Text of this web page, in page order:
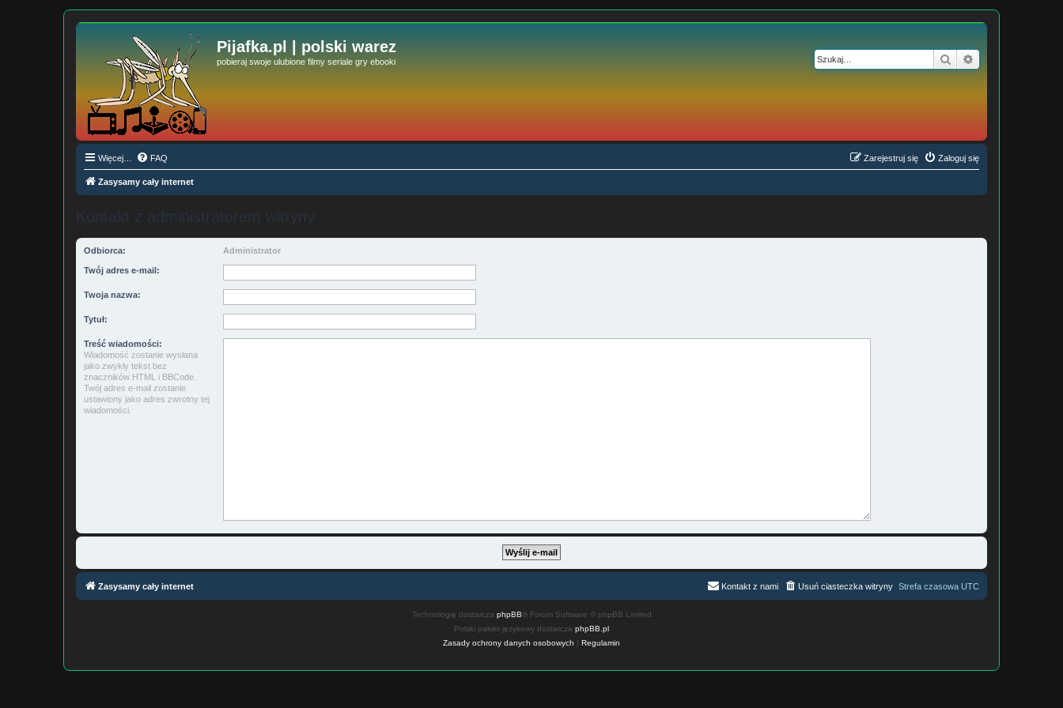
Pijafka.pl | polski warez
pobieraj swoje ulubione filmy seriale gry ebooki Szukaj
Więcej… FAQ Zaloguj się
Zarejestruj się
Zasysamy cały internet
Kontakt z administratorem witryny
Odbiorca: Administrator
Twój adres e-mail:
Twoja nazwa:
Tytuł:
Treść wiadomości:
Wiadomość zostanie wysłana
jako zwykły tekst bez
znaczników HTML i BBCode.
Twój adres e-mail zostanie
ustawiony jako adres zwrotny tej
wiadomości.
Zasysamy cały internet Strefa czasowa UTC
Usuń ciasteczka witryny
Kontakt z nami
Technologię dostarcza phpBB® Forum Software © phpBB Limited
Polski pakiet językowy dostarcza phpBB.pl
Zasady ochrony danych osobowych | Regulamin